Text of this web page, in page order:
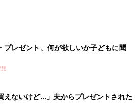
プレゼント、何が欲しいか子どもに聞
えないけど…」夫からプレゼントされた